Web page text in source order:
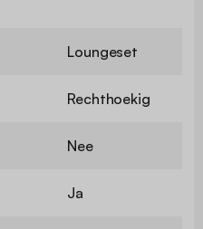
Loungeset
Rechthoekig
Nee
Ja